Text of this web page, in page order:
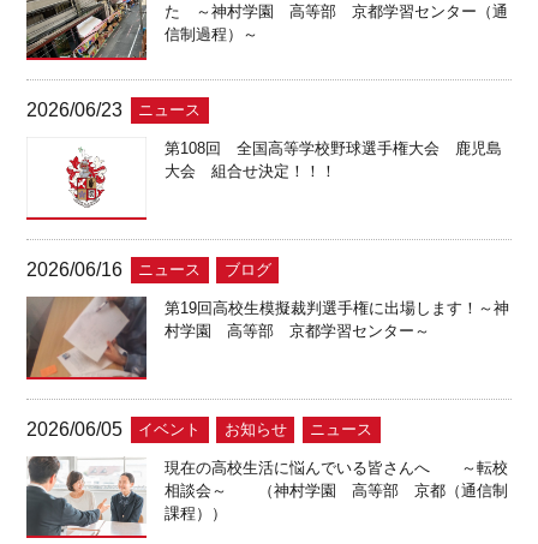
た ～神村学園 高等部 京都学習センター（通
信制過程）～
2026/06/23 ニュース
第108回 全国高等学校野球選手権大会 鹿児島
大会 組合せ決定！！！
2026/06/16 ニュース ブログ
第19回高校生模擬裁判選手権に出場します！～神
村学園 高等部 京都学習センター～
2026/06/05 イベント お知らせ ニュース
現在の高校生活に悩んでいる皆さんへ ～転校
相談会～ （神村学園 高等部 京都（通信制
課程））